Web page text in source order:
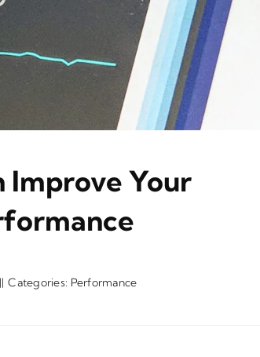
Improve Your
|| Categories: Performance